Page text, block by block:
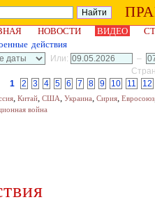
НОВОСТИ ВИДЕО
действия
Или:
–
1
2 3 4 5 6 7 8 9 10 11 12
, Китай, США, Украина, Сирия, Евросоюз
война